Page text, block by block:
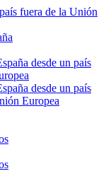
fuera de la Unión
desde un país
desde un país
Europea